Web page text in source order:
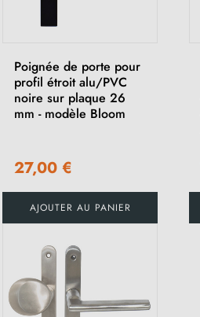
Poignée de porte pour
profil étroit alu/PVC
noire sur plaque 26
mm - modèle Bloom
27,00 €
AJOUTER AU PANIER